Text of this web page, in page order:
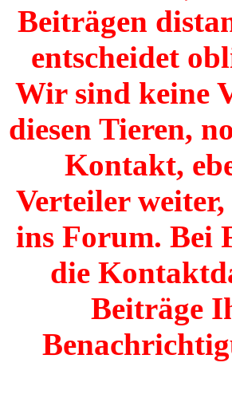
Beiträgen
entscheidet
Wir sind keine
diesen Tieren,
Kontakt,
Verteiler
ins Forum. Bei
die
Beiträge